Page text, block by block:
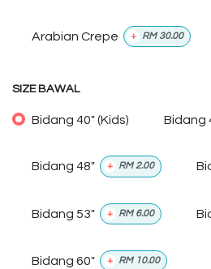
Arabian Crepe + RM 30.00
SIZE BAWAL
Bidang 40" (Kids) Bidang
Bidang 48" + RM2.00
Bidang 53" + RM 6.00
Bidang 60" + RM 10.00